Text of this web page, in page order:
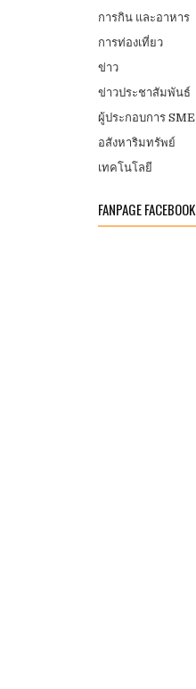
การกิน และอาหาร
การท่องเที่ยว
ข่าว
ข่าวประชาสัมพันธ์
ผู้ประกอบการ SME
อสังหาริมทรัพย์
เทคโนโลยี
FANPAGE FACEBOOK